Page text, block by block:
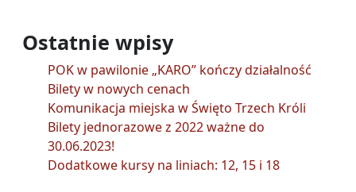
Ostatnie wpisy
POK w pawilonie „KARO” kończy działalność
Bilety w nowych cenach
Komunikacja miejska w Święto Trzech Króli
Bilety jednorazowe z 2022 ważne do
30.06.2023!
Dodatkowe kursy na liniach: 12, 15 i 18